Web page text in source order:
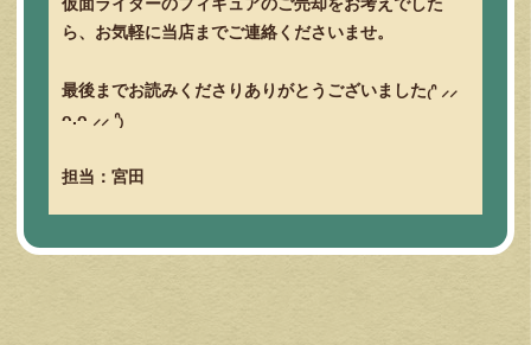
ら、お気軽に当店までご連絡くださいませ。
最後までお読みくださりありがとうございました₍ᐢ ⸝⸝
ᴖ.ᴖ ⸝⸝ ᐢ₎
担当：宮田